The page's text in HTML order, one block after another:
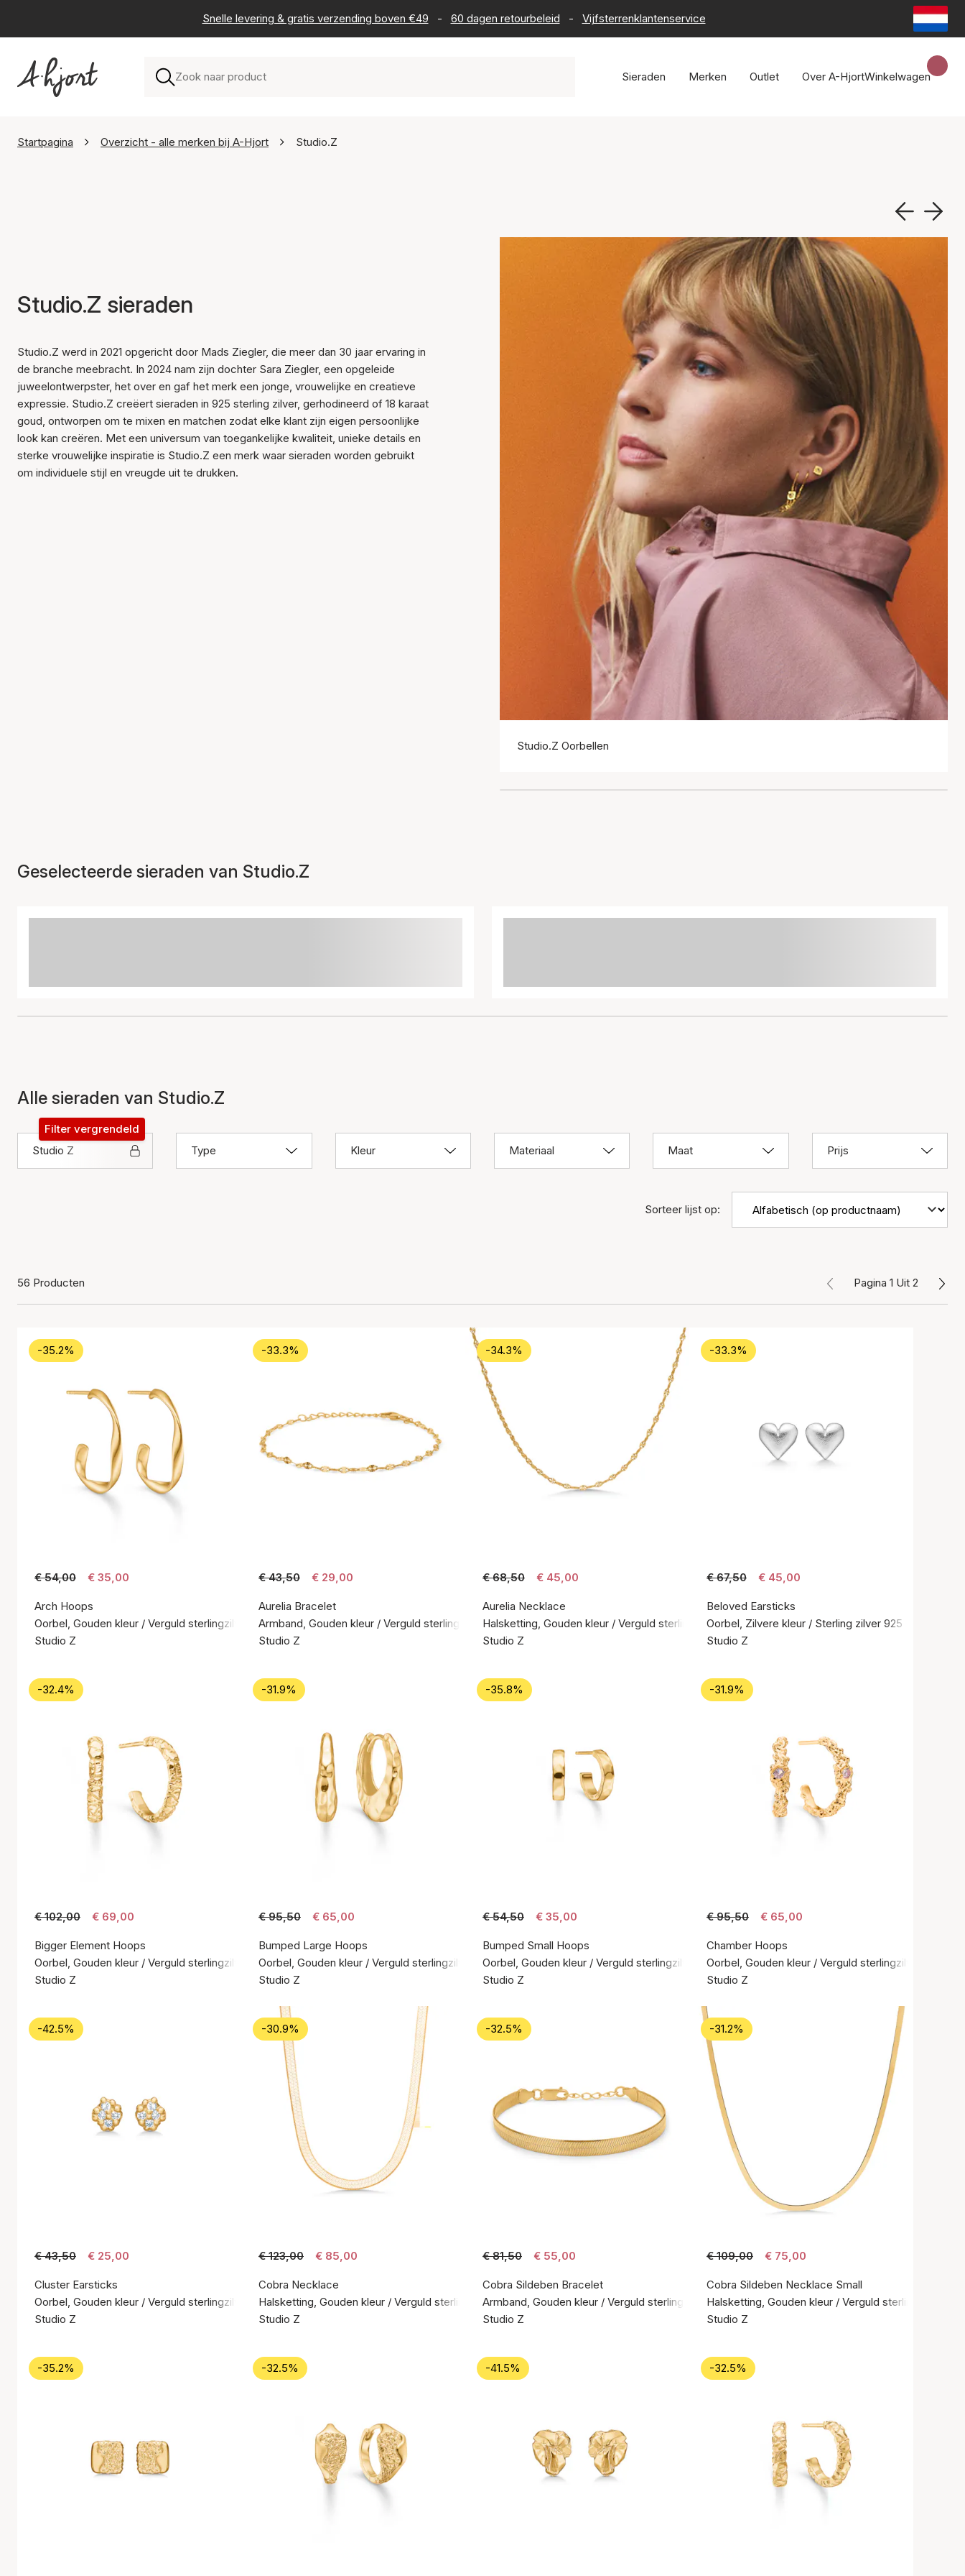
Snelle levering & gratis verzending boven €49 - 60 dagen retourbeleid - Vijfsterrenklantenservice
Sieraden Merken Outlet Over A-HjortWinkelwagen
Startpagina Overzicht - alle merken bij A-Hjort Studio.Z
Studio.Z sieraden
Studio.Z werd in 2021 opgericht door Mads Ziegler, die meer dan 30 jaar ervaring in
de branche meebracht. In 2024 nam zijn dochter Sara Ziegler, een opgeleide
juweelontwerpster, het over en gaf het merk een jonge, vrouwelijke en creatieve
expressie. Studio.Z creëert sieraden in 925 sterling zilver, gerhodineerd of 18 karaat
goud, ontworpen om te mixen en matchen zodat elke klant zijn eigen persoonlijke
look kan creëren. Met een universum van toegankelijke kwaliteit, unieke details en
sterke vrouwelijke inspiratie is Studio.Z een merk waar sieraden worden gebruikt
om individuele stijl en vreugde uit te drukken.
Studio.Z Oorbellen
Geselecteerde sieraden van Studio.Z
Alle sieraden van Studio.Z
Studio Z
Filter vergrendeld
Type
Kleur Materiaal Maat Prijs
Sorteer lijst op:
56 Producten Pagina 1 Uit 2
-35.2%
€ 54,00 € 35,00
Arch Hoops
Oorbel, Gouden kleur / Verguld sterlingzilver 925
Studio Z
-33.3%
€ 43,50 € 29,00
Aurelia Bracelet
Armband, Gouden kleur / Verguld sterlingzilver 925
Studio Z
-34.3%
€ 68,50 € 45,00
Aurelia Necklace
Halsketting, Gouden kleur / Verguld sterlingzilver 925
Studio Z
-33.3%
€ 67,50 € 45,00
Beloved Earsticks
Oorbel, Zilvere kleur / Sterling zilver 925
Studio Z
-32.4%
€ 102,00 € 69,00
Bigger Element Hoops
Oorbel, Gouden kleur / Verguld sterlingzilver 925
Studio Z
-31.9%
€ 95,50 € 65,00
Bumped Large Hoops
Oorbel, Gouden kleur / Verguld sterlingzilver 925
Studio Z
-35.8%
€ 54,50 € 35,00
Bumped Small Hoops
Oorbel, Gouden kleur / Verguld sterlingzilver 925
Studio Z
-31.9%
€ 95,50 € 65,00
Chamber Hoops
Oorbel, Gouden kleur / Verguld sterlingzilver 925
Studio Z
-42.5%
€ 43,50 € 25,00
Cluster Earsticks
Oorbel, Gouden kleur / Verguld sterlingzilver 925
Studio Z
-30.9%
€ 123,00 € 85,00
Cobra Necklace
Halsketting, Gouden kleur / Verguld sterlingzilver 925
Studio Z
-32.5%
€ 81,50 € 55,00
Cobra Sildeben Bracelet
Armband, Gouden kleur / Verguld sterlingzilver 925
Studio Z
-31.2%
€ 109,00 € 75,00
Cobra Sildeben Necklace Small
Halsketting, Gouden kleur / Verguld sterlingzilver 925
Studio Z
-35.2% -32.5% -41.5% -32.5%